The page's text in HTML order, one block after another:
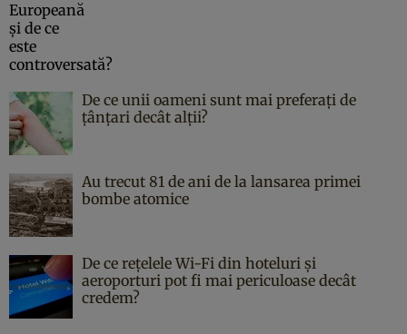
De ce unii oameni sunt mai preferați de
țânțari decât alții?
Au trecut 81 de ani de la lansarea primei
bombe atomice
De ce rețelele Wi-Fi din hoteluri și
aeroporturi pot fi mai periculoase decât
credem?